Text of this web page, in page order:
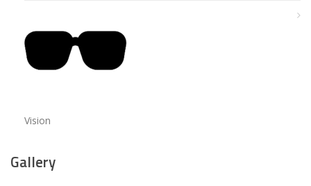
Vision
Gallery